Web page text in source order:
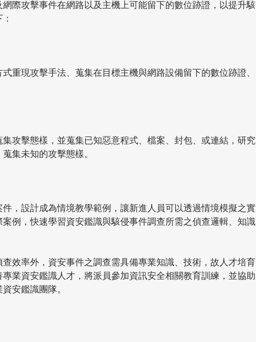
際攻擊事件在網路以及主機上可能留下的數位跡證，以提升駭
重現攻擊手法、蒐集在目標主機與網路設備留下的數位跡證、
攻擊態樣，並蒐集已知惡意程式、檔案、封包、或連結，研究
集未知的攻擊態樣。
，設計成為情境教學範例，讓新進人員可以透過情境模擬之實
例，快速學習資安鑑識與駭侵事件調查所需之偵查邏輯、知識
效率外，資安事件之調查需具備專業知識、技術，故人才培育
業資安鑑識人才，將派員參加資訊安全相關教育訓練，並協助
安鑑識團隊。